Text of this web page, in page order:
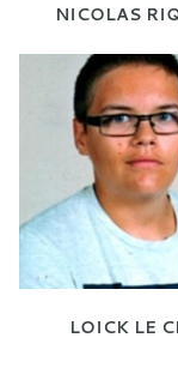
NICOLAS
LOICK LE